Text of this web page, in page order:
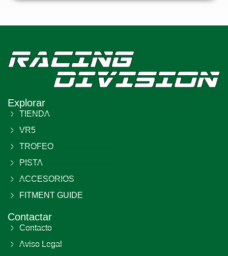
Explorar
TIENDA
VR5
TROFEO
PISTA
ACCESORIOS
FITMENT GUIDE
Contactar
Contacto
Aviso Legal